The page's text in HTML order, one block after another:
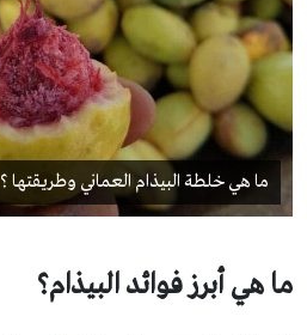
ما هي خلطة البيذام العماني وطريقتها ؟
ما هي أبرز فوائد البيذام؟